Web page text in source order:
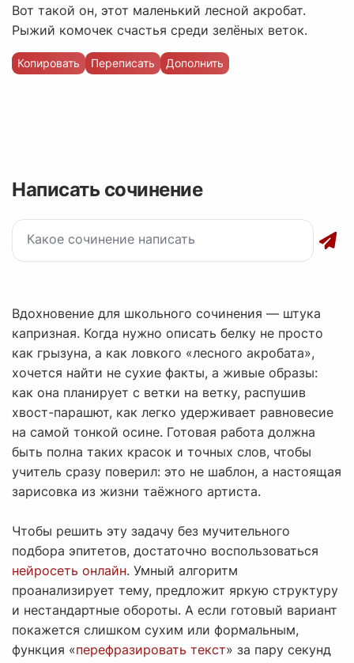
Вот такой он, этот маленький лесной акробат.
Рыжий комочек счастья среди зелёных веток.
Копировать Переписать Дополнить
Написать сочинение
Вдохновение для школьного сочинения — штука
капризная. Когда нужно описать белку не просто
как грызуна, а как ловкого «лесного акробата»,
хочется найти не сухие факты, а живые образы:
как она планирует с ветки на ветку, распушив
хвост-парашют, как легко удерживает равновесие
на самой тонкой осине. Готовая работа должна
быть полна таких красок и точных слов, чтобы
учитель сразу поверил: это не шаблон, а настоящая
зарисовка из жизни таёжного артиста.
Чтобы решить эту задачу без мучительного
подбора эпитетов, достаточно воспользоваться
нейросеть онлайн. Умный алгоритм
проанализирует тему, предложит яркую структуру
и нестандартные обороты. А если готовый вариант
покажется слишком сухим или формальным,
функция «перефразировать текст» за пару секунд